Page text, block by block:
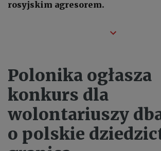
rosyjskim agresorem.
Polonika ogłasza
konkurs dla
wolontariuszy
o polskie